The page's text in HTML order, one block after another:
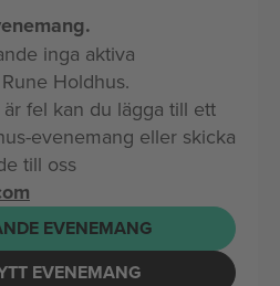
inga aktiva
Holdhus.
fel kan du lägga till ett
evenemang eller skicka
till oss
EVENEMANG
EVENEMANG